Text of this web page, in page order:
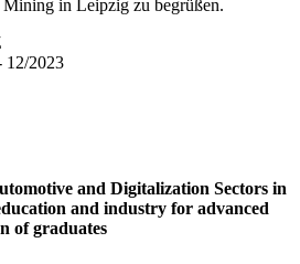
Mining in Leipzig zu begrüßen.
12/2023
and Digitalization Sectors in
and industry for advanced
of graduates